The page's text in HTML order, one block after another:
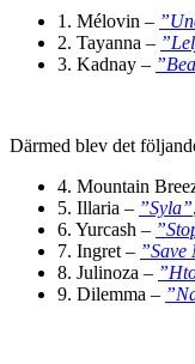
1. Mélovin –
2. Tayanna –
3. Kadnay –
Därmed blev det
4. Mountain
5. Illaria – ”Syla”
6. Yurcash –
7. Ingret – ”Save
8. Julinoza –
9. Dilemma –